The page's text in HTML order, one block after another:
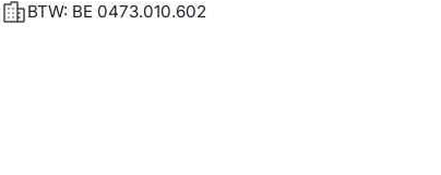
BTW: BE 0473.010.602